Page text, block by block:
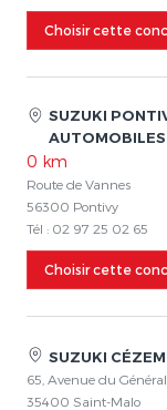
Choisir cette
SUZUKI
AUTOMOBILES
0 km
Route de Vannes
56300 Pontivy
Tél : 02 97 25 02 65
Choisir cette
SUZUKI
65, Avenue du
35400 Saint-Malo